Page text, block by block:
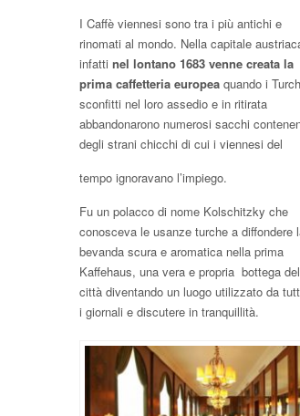
I Caffè viennesi sono tra i più antichi e
rinomati al mondo. Nella capitale
infatti nel lontano 1683 venne creata la
prima caffetteria europea quando i
sconfitti nel loro assedio e in ritirata
abbandonarono numerosi sacchi
degli strani chicchi di cui i viennesi del
tempo ignoravano l’impiego.
Fu un polacco di nome Kolschitzky che
conosceva le usanze turche a diffondere
bevanda scura e aromatica nella prima
Kaffehaus, una vera e propria bottega
città diventando un luogo utilizzato da
i giornali e discutere in tranquillità.